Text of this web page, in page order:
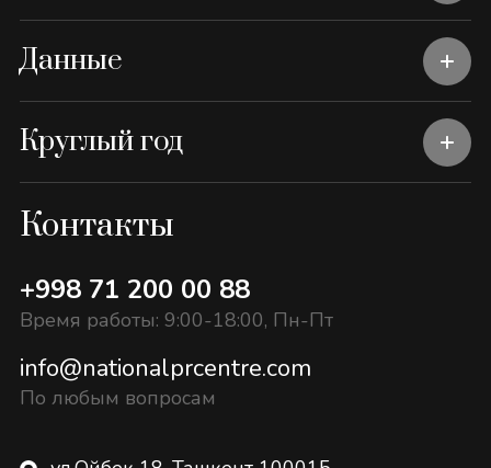
Данные
Круглый год
Контакты
+998 71 200 00 88
Время работы: 9:00-18:00, Пн-Пт
info@nationalprcentre.com
По любым вопросам